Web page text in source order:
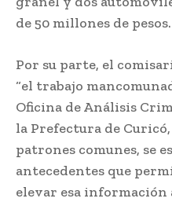
de 50 millones de pesos.
Por su parte, el
“el trabajo
Oficina de Análisis
la Prefectura de
patrones comunes, se
antecedentes que
elevar esa información